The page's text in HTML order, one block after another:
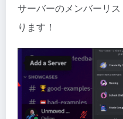
サーバーのメンバーリ
ります！